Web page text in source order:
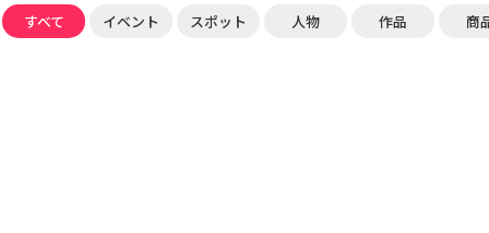
すべて イベント スポット 人物 作品 商